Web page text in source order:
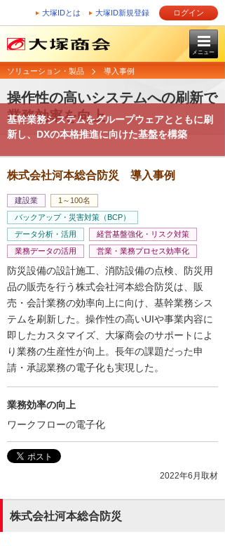
大塚IDとは 大塚ID新規登録 ログイン
メニュー
ソリューション・製品 導入事例
操作性の高いシステムへの刷新で
業務効率を向上
基幹業務システムをグループウェアとともに刷
新し、DXの本格推進に向けた基盤を構築
株式会社河本総合防災 導入事例
建設業
1～100名
バックアップ・災害対策（BCP）
データ分析・活用
経営基盤強化・リスク対策
業務データの活用
営業・業務プロセス効率化
防災設備の設計施工、消防設備の点検、防災用
品の販売を行う株式会社河本総合防災は、販
売・会計業務の効率向上に向け、基幹業務シス
テムを刷新した。操作性の高いUIや事業内容に
即したカスタマイズ、大塚商会のサポートによ
り業務の生産性が向上。長年の課題だった申
請・承認業務の電子化も実現した。
業務効率の向上
ワークフローの電子化
2022年6月取材
株式会社河本総合防災